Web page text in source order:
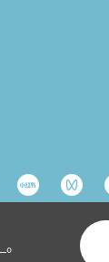
。
隐私条款 网站地图